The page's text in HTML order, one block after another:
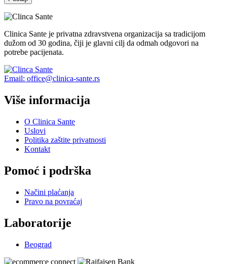
Clinica Sante je privatna zdravstvena organizacija sa tradicijom
dužom od 30 godina, čiji je glavni cilj da odmah odgovori na
potrebe pacijenata.
Email: office@clinica-sante.rs
Više informacija
O Clinica Sante
Uslovi
Politika zaštite privatnosti
Kontakt
Pomoć i podrška
Načini plaćanja
Pravo na povraćaj
Laboratorije
Beograd